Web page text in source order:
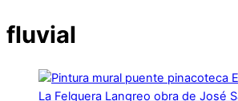
fluvial